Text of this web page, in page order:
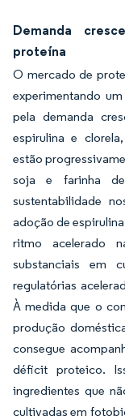
Demanda
proteína
O mercado de
experimentando
pela demanda
espirulina e
estão
soja e farinha
sustentabilidade
adoção de
ritmo acelerado
substanciais em
regulatórias
À medida que o
produção
consegue
déficit proteico.
ingredientes que
cultivadas em